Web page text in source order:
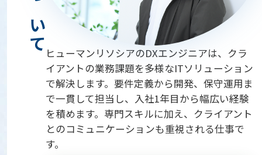
ヒューマンリソシアのDXエンジニアは、クラ
イアントの業務課題を多様なITソリューション
で解決します。要件定義から開発、保守運用ま
で一貫して担当し、入社1年目から幅広い経験
を積めます。専門スキルに加え、クライアント
とのコミュニケーションも重視される仕事で
す。